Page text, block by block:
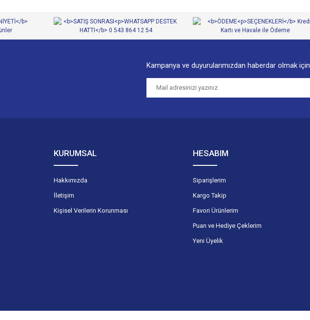
daha pahalı.
olmalı.
Kampanya ve duyurularımızdan haberdar olmak için
KURUMSAL
Hakkımızda
İletişim
Kişisel Verilerin Korunması
HESABIM
Siparişlerim
Kargo Takip
Favori Ürünlerim
Puan ve Hediye Çeklerim
Yeni Üyelik